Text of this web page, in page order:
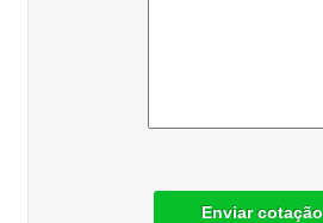
Enviar cotação